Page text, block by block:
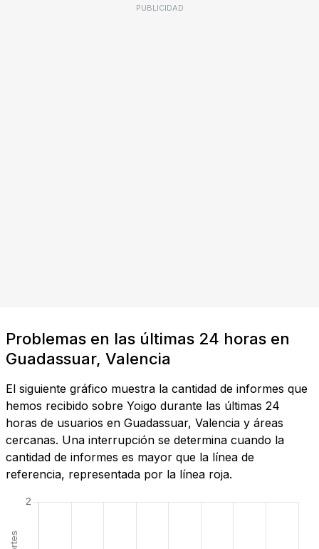
PUBLICIDAD
Problemas en las últimas 24 horas en
Guadassuar, Valencia
El siguiente gráfico muestra la cantidad de informes que
hemos recibido sobre Yoigo durante las últimas 24
horas de usuarios en Guadassuar, Valencia y áreas
cercanas. Una interrupción se determina cuando la
cantidad de informes es mayor que la línea de
referencia, representada por la línea roja.